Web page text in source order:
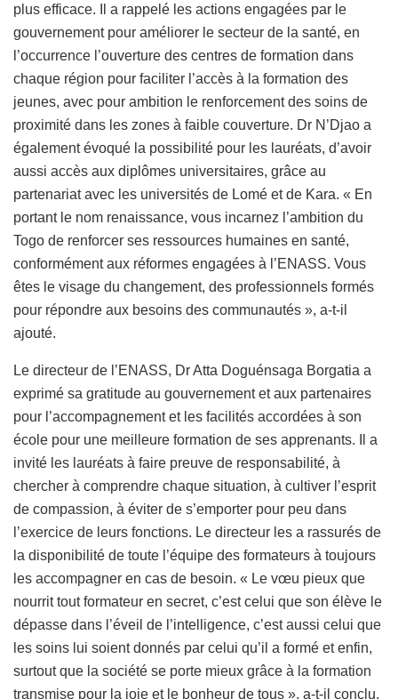
plus efficace. Il a rappelé les actions engagées par le
gouvernement pour améliorer le secteur de la santé, en
l’occurrence l’ouverture des centres de formation dans
chaque région pour faciliter l’accès à la formation des
jeunes, avec pour ambition le renforcement des soins de
proximité dans les zones à faible couverture. Dr N’Djao a
également évoqué la possibilité pour les lauréats, d’avoir
aussi accès aux diplômes universitaires, grâce au
partenariat avec les universités de Lomé et de Kara. « En
portant le nom renaissance, vous incarnez l’ambition du
Togo de renforcer ses ressources humaines en santé,
conformément aux réformes engagées à l’ENASS. Vous
êtes le visage du changement, des professionnels formés
pour répondre aux besoins des communautés », a-t-il
ajouté.
Le directeur de l’ENASS, Dr Atta Doguénsaga Borgatia a
exprimé sa gratitude au gouvernement et aux partenaires
pour l’accompagnement et les facilités accordées à son
école pour une meilleure formation de ses apprenants. Il a
invité les lauréats à faire preuve de responsabilité, à
chercher à comprendre chaque situation, à cultiver l’esprit
de compassion, à éviter de s’emporter pour peu dans
l’exercice de leurs fonctions. Le directeur les a rassurés de
la disponibilité de toute l’équipe des formateurs à toujours
les accompagner en cas de besoin. « Le vœu pieux que
nourrit tout formateur en secret, c’est celui que son élève le
dépasse dans l’éveil de l’intelligence, c’est aussi celui que
les soins lui soient donnés par celui qu’il a formé et enfin,
surtout que la société se porte mieux grâce à la formation
transmise pour la joie et le bonheur de tous », a-t-il conclu.